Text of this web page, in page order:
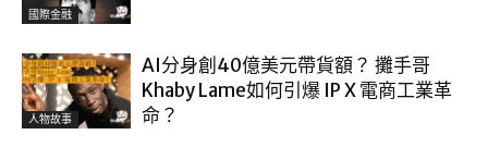
國際金融
人物故事
AI分身創40億美元帶貨額？ 攤手哥
Khaby Lame如何引爆 IP X 電商工業革
命？